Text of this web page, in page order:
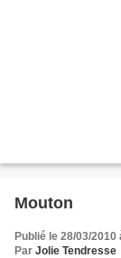
Mouton
Publié le 28/03/2010
Par Jolie Tendresse